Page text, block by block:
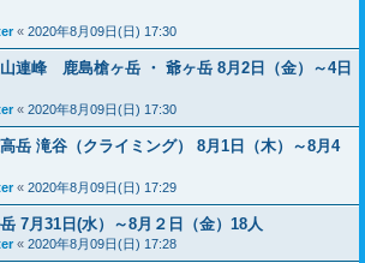
« 2020年8月09日(日) 17:30
連峰 鹿島槍ヶ岳 ・ 爺ヶ岳 8月2日（金）～4日
« 2020年8月09日(日) 17:30
岳 滝谷（クライミング） 8月1日（木）～8月4
« 2020年8月09日(日) 17:29
7月31日(水）～8月２日（金）18人
« 2020年8月09日(日) 17:28